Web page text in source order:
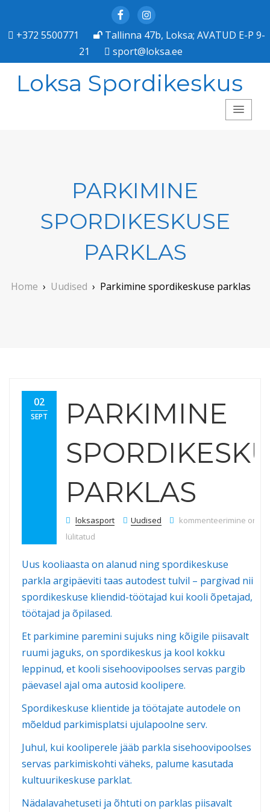
FacebookInstagram
+372 5500771
Tallinna 47b, Loksa; AVATUD E-P 9-
21
sport@loksa.ee
Loksa Spordikeskus
PARKIMINE
SPORDIKESKUSE
PARKLAS
Home › Uudised › Parkimine spordikeskuse parklas
02
SEPT
PARKIMINE
PARKLAS
loksasport Uudised Parkimine
kommenteerimine on
lülitatud
Uus kooliaasta on alanud ning spordikeskuse
parkla argipäeviti taas autodest tulvil – pargivad nii
spordikeskuse kliendid-töötajad kui kooli õpetajad,
töötajad ja õpilased.
Et parkimine paremini sujuks ning kõigile piisavalt
ruumi jaguks, on spordikeskus ja kool kokku
leppinud, et kooli sisehoovipoolses servas pargib
päevasel ajal oma autosid koolipere.
Spordikeskuse klientide ja töötajate autodele on
mõeldud parkimisplatsi ujulapoolne serv.
Juhul, kui kooliperele jääb parkla sisehoovipoolses
servas parkimiskohti väheks, palume kasutada
kultuurikeskuse parklat.
Nädalavahetuseti ja õhtuti on parklas piisavalt